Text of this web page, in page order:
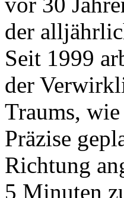
der
Seit 1999
der
Traums,
Präzise
Richtung
5 Minuten